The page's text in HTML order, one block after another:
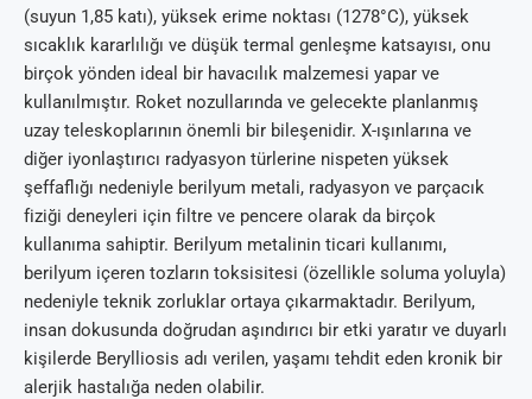
(suyun 1,85 katı), yüksek erime noktası (1278°C), yüksek
sıcaklık kararlılığı ve düşük termal genleşme katsayısı, onu
birçok yönden ideal bir havacılık malzemesi yapar ve
kullanılmıştır. Roket nozullarında ve gelecekte planlanmış
uzay teleskoplarının önemli bir bileşenidir. X-ışınlarına ve
diğer iyonlaştırıcı radyasyon türlerine nispeten yüksek
şeffaflığı nedeniyle berilyum metali, radyasyon ve parçacık
fiziği deneyleri için filtre ve pencere olarak da birçok
kullanıma sahiptir. Berilyum metalinin ticari kullanımı,
berilyum içeren tozların toksisitesi (özellikle soluma yoluyla)
nedeniyle teknik zorluklar ortaya çıkarmaktadır. Berilyum,
insan dokusunda doğrudan aşındırıcı bir etki yaratır ve duyarlı
kişilerde Berylliosis adı verilen, yaşamı tehdit eden kronik bir
alerjik hastalığa neden olabilir.